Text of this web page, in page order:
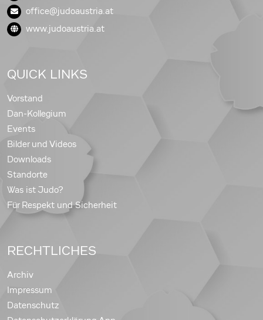
office@judoaustria.at
www.judoaustria.at
QUICK LINKS
Vorstand
Dan-Kollegium
Events
Bilder und Videos
Downloads
Standorte
Was ist Judo?
Für Respekt und Sicherheit
RECHTLICHES
Archiv
Impressum
Datenschutz